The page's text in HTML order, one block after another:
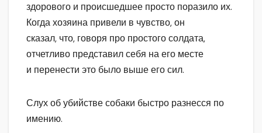
здорового и происшедшее просто поразило их.
Когда хозяина привели в чувство, он
сказал, что, говоря про простого солдата,
отчетливо представил себя на его месте
и перенести это было выше его сил.
Слух об убийстве собаки быстро разнесся по
имению.